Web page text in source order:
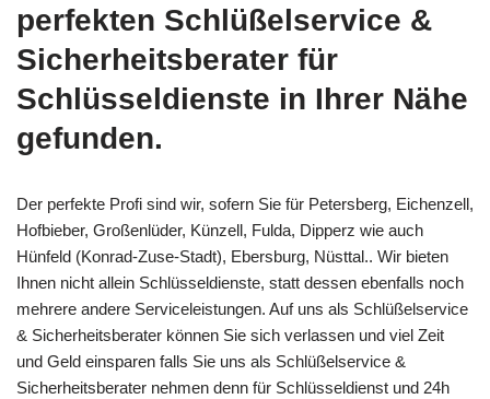
perfekten Schlüßelservice &
Sicherheitsberater für
Schlüsseldienste in Ihrer Nähe
gefunden.
Der perfekte Profi sind wir, sofern Sie für Petersberg, Eichenzell,
Hofbieber, Großenlüder, Künzell, Fulda, Dipperz wie auch
Hünfeld (Konrad-Zuse-Stadt), Ebersburg, Nüsttal.. Wir bieten
Ihnen nicht allein Schlüsseldienste, statt dessen ebenfalls noch
mehrere andere Serviceleistungen. Auf uns als Schlüßelservice
& Sicherheitsberater können Sie sich verlassen und viel Zeit
und Geld einsparen falls Sie uns als Schlüßelservice &
Sicherheitsberater nehmen denn für Schlüsseldienst und 24h